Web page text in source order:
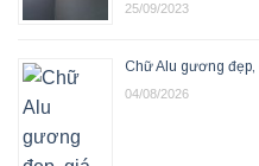
25/09/2023
Chữ Alu gương
04/08/2026